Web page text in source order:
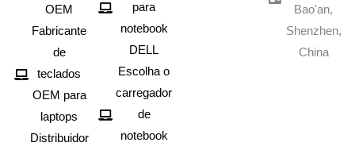
OEM
Fabricante
de
teclados
OEM para
laptops
Distribuidor
para
notebook
DELL
Escolha o
carregador
de
notebook
Bao'an,
Shenzhen,
China